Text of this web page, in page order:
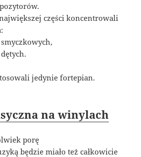
części koncentrowali
jedynie fortepian.
na winylach
porę
będzie miało też całkowicie